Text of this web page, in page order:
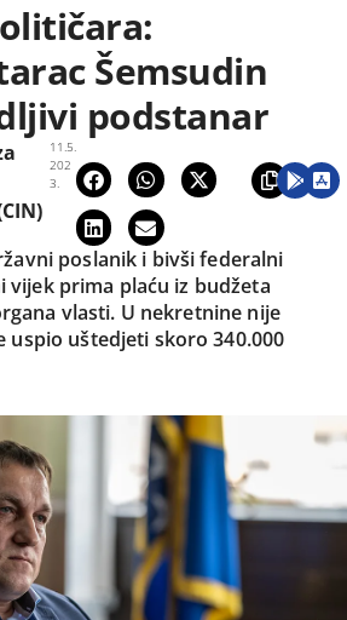
Šemsudin
podstanar
11.5.
202
3.
poslanik i bivši federalni
vijek prima plaću iz budžeta
vlasti. U nekretnine nije
uspio uštedjeti skoro 340.000